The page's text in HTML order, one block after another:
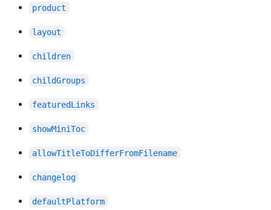
product
layout
children
childGroups
featuredLinks
showMiniToc
allowTitleToDifferFromFilename
changelog
defaultPlatform